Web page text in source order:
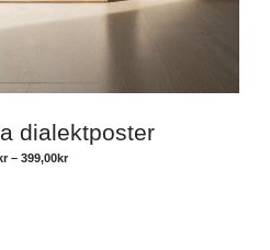
dialektposter
kr – 399,00kr